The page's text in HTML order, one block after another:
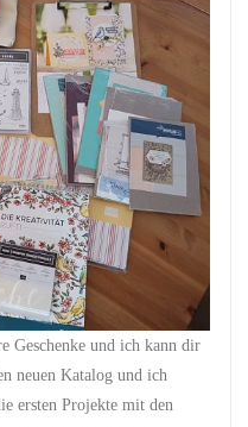
Geschenke und ich kann dir
neuen Katalog und ich
ersten Projekte mit den